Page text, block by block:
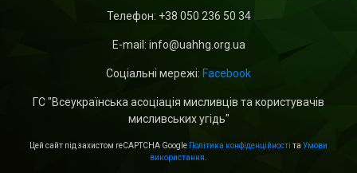
Телефон: +38 050 236 50 34
E-mail: info@uahhg.org.ua
Cоціальні мережі: Facebook
ГС "Всеукраїнська асоціація мисливців та користувачів
мисливських угідь"
Цей сайт під захистом reCAPTCHA Google Політика конфіденційності та Умови
використання